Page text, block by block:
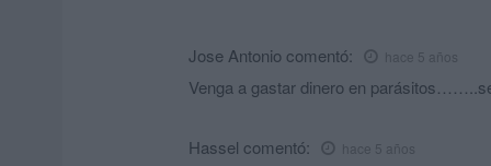
Jose Antonio comentó: hace 5 años
Venga a gastar dinero en
Hassel comentó: hace 5 años